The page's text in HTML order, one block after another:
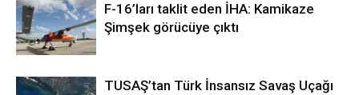
F-16’ları taklit eden İHA: Kamikaze
Şimşek görücüye çıktı
TUSAŞ’tan Türk İnsansız Savaş Uçağı